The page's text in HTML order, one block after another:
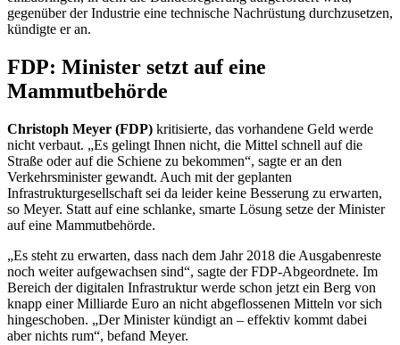
gegenüber der Industrie eine technische Nachrüstung durchzusetzen,
kündigte er an.
FDP: Minister setzt auf eine
Mammutbehörde
Christoph Meyer (FDP) kritisierte, das vorhandene Geld werde
nicht verbaut. „Es gelingt Ihnen nicht, die Mittel schnell auf die
Straße oder auf die Schiene zu bekommen“, sagte er an den
Verkehrsminister gewandt. Auch mit der geplanten
Infrastrukturgesellschaft sei da leider keine Besserung zu erwarten,
so Meyer. Statt auf eine schlanke, smarte Lösung setze der Minister
auf eine Mammutbehörde.
„Es steht zu erwarten, dass nach dem Jahr 2018 die Ausgabenreste
noch weiter aufgewachsen sind“, sagte der FDP-Abgeordnete. Im
Bereich der digitalen Infrastruktur werde schon jetzt ein Berg von
knapp einer Milliarde Euro an nicht abgeflossenen Mitteln vor sich
hingeschoben. „Der Minister kündigt an – effektiv kommt dabei
aber nichts rum“, befand Meyer.